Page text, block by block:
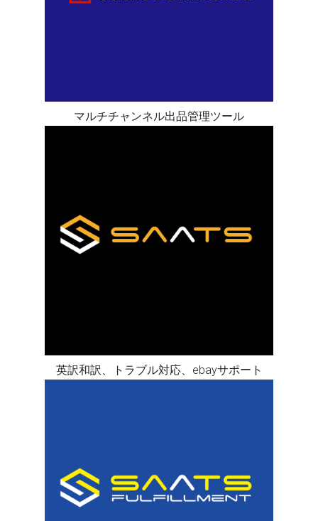
マルチチャンネル出品管理ツール
英訳和訳、トラブル対応、ebayサポート